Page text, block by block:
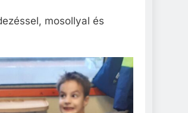
mosollyal és